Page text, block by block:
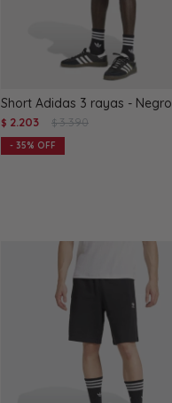
Short Adidas 3 rayas - Negro
$ 2.203 $ 3.390
35